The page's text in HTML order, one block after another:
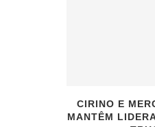
CIRINO E
MANTÊM